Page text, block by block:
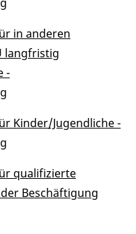
in anderen
langfristig
-
Kinder/Jugendliche -
qualifizierte
Beschäftigung